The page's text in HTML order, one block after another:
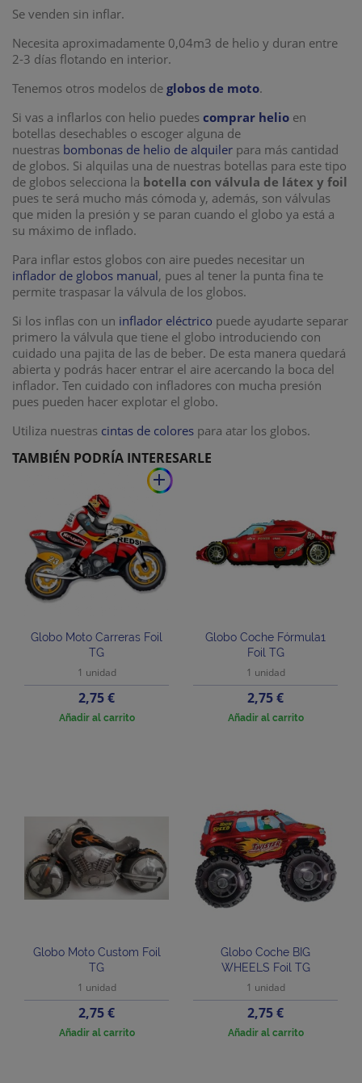
Se venden sin inflar.
Necesita aproximadamente 0,04m3 de helio y duran entre
2-3 días flotando en interior.
Tenemos otros modelos de globos de moto.
Si vas a inflarlos con helio puedes comprar helio en
botellas desechables o escoger alguna de
nuestras bombonas de helio de alquiler para más cantidad
de globos. Si alquilas una de nuestras botellas para este tipo
de globos selecciona la botella con válvula de látex y foil
pues te será mucho más cómoda y, además, son válvulas
que miden la presión y se paran cuando el globo ya está a
su máximo de inflado.
Para inflar estos globos con aire puedes necesitar un
inflador de globos manual, pues al tener la punta fina te
permite traspasar la válvula de los globos.
Si los inflas con un inflador eléctrico puede ayudarte separar
primero la válvula que tiene el globo introduciendo con
cuidado una pajita de las de beber. De esta manera quedará
abierta y podrás hacer entrar el aire acercando la boca del
inflador. Ten cuidado con infladores con mucha presión
pues pueden hacer explotar el globo.
Utiliza nuestras cintas de colores para atar los globos.
TAMBIÉN PODRÍA INTERESARLE
add
Globo Moto Carreras Foil
TG
1 unidad
Precio
2,75 €
Añadir al carrito
Globo Coche Fórmula1
Foil TG
1 unidad
Precio
2,75 €
Añadir al carrito
Globo Moto Custom Foil
TG
1 unidad
Precio
2,75 €
Añadir al carrito
Globo Coche BIG
WHEELS Foil TG
1 unidad
Precio
2,75 €
Añadir al carrito